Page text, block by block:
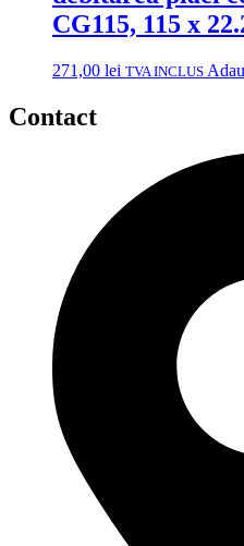
CG115, 115 x
271,00 lei TVA INCLUS
Contact